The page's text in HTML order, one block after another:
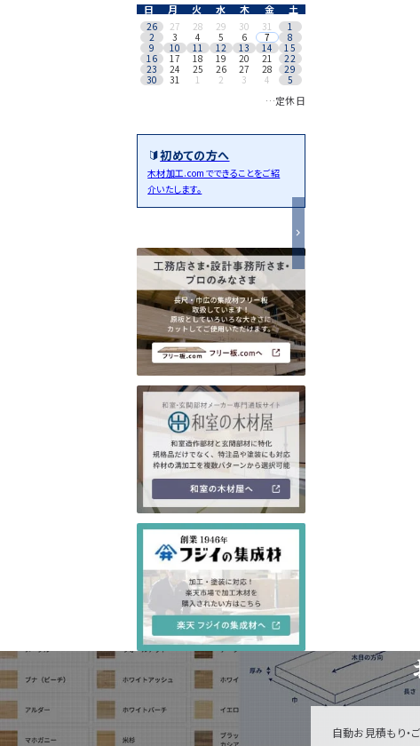
日 月 火 水 木 金 土
26 27 28 29 30 31
1
2
3 4 5 6 7
8
9
10 11 12 13 14
15
16
17 18 19 20 21
22
23
24 25 26 27 28
29
30
31 1 2 3 4 5
…定休日
初めての方へ
木材加工.comでできることをご紹
介いたします。
自動お見積もり・